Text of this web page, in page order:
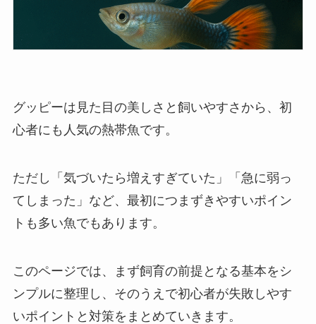
グッピーは見た目の美しさと飼いやすさから、初
心者にも人気の熱帯魚です。
ただし「気づいたら増えすぎていた」「急に弱っ
てしまった」など、最初につまずきやすいポイン
トも多い魚でもあります。
このページでは、まず飼育の前提となる基本をシ
ンプルに整理し、そのうえで初心者が失敗しやす
いポイントと対策をまとめていきます。